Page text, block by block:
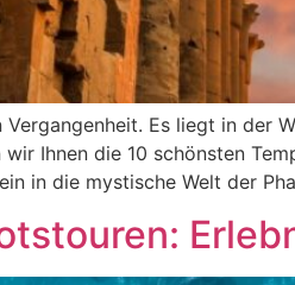
Es liegt in der
Ihnen die 10 schönsten
in die mystische Welt der